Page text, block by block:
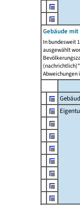
Gebäude
In bundesweit
ausgewählt
Abweichungen